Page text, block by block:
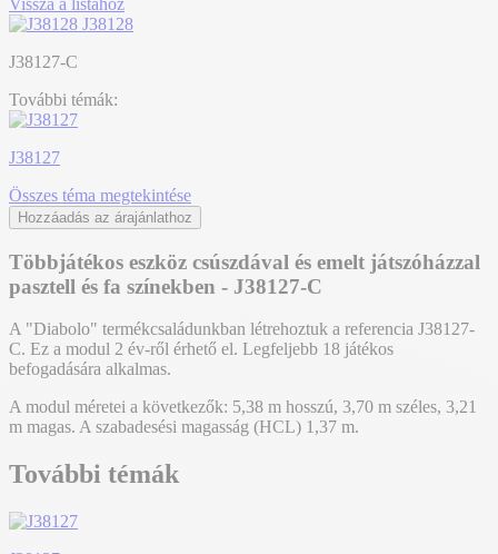
Vissza a listához
J38128
J38127-C
További témák:
J38127
Összes téma megtekintése
Hozzáadás az árajánlathoz
Többjátékos eszköz csúszdával és emelt játszóházzal
pasztell és fa színekben - J38127-C
A "Diabolo" termékcsaládunkban létrehoztuk a referencia J38127-
C. Ez a modul 2 év-ről érhető el. Legfeljebb 18 játékos
befogadására alkalmas.
A modul méretei a következők: 5,38 m hosszú, 3,70 m széles, 3,21
m magas. A szabadesési magasság (HCL) 1,37 m.
További témák